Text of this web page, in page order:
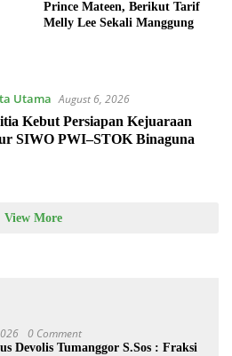
Prince Mateen, Berikut Tarif
Melly Lee Sekali Manggung
Utama August 6, 2026
Kebut Persiapan Kejuaraan
SIWO PWI–STOK Binaguna
View More
0 Comment
Devolis Tumanggor S.Sos : Fraksi